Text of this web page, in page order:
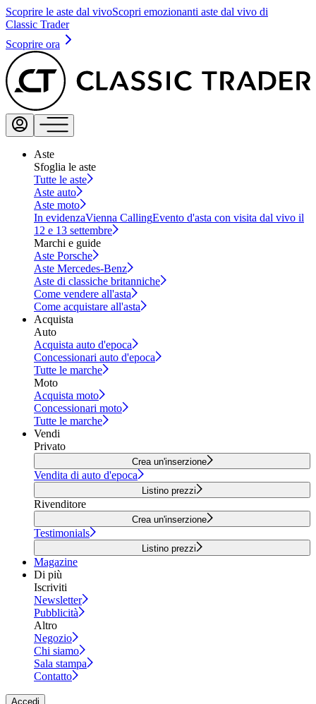
Scoprire le aste dal vivoScopri emozionanti aste dal vivo di
Classic Trader
Scoprire ora
Aste
Sfoglia le aste
Tutte le aste
Aste auto
Aste moto
In evidenzaVienna CallingEvento d'asta con visita dal vivo il
12 e 13 settembre
Marchi e guide
Aste Porsche
Aste Mercedes-Benz
Aste di classiche britanniche
Come vendere all'asta
Come acquistare all'asta
Acquista
Auto
Acquista auto d'epoca
Concessionari auto d'epoca
Tutte le marche
Moto
Acquista moto
Concessionari moto
Tutte le marche
Vendi
Privato
Crea un'inserzione
Vendita di auto d'epoca
Listino prezzi
Rivenditore
Crea un'inserzione
Testimonials
Listino prezzi
Magazine
Di più
Iscriviti
Newsletter
Pubblicità
Altro
Negozio
Chi siamo
Sala stampa
Contatto
Accedi